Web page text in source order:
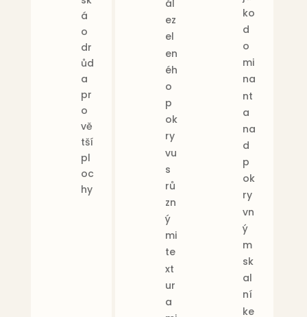
á
o
dr
ůd
a
pr
o
vě
tší
pl
oc
hy
ál
ez
el
en
éh
o
p
ok
ry
vu
s
rů
zn
ý
mi
te
xt
ur
a
ko
d
o
mi
na
nt
a
na
d
p
ok
ry
vn
ý
m
sk
al
ní
ke